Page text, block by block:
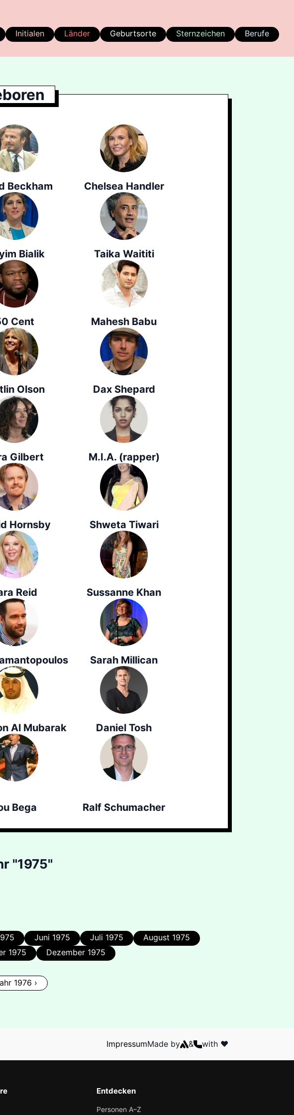
Initialen Länder Geburtsorte Sternzeichen Berufe
Beckham Chelsea Handler
Bialik Taika Waititi
Cent Mahesh Babu
Olson Dax Shepard
Gilbert M.I.A. (rapper)
Hornsby Shweta Tiwari
Reid Sussanne Khan
Sarah Millican
Al Mubarak Daniel Tosh
Bega Ralf Schumacher
"1975"
Juni 1975 Juli 1975
August 1975
1975 Dezember 1975
1976 ›
ImpressumMade by & with ❤️
Entdecken
Personen A–Z